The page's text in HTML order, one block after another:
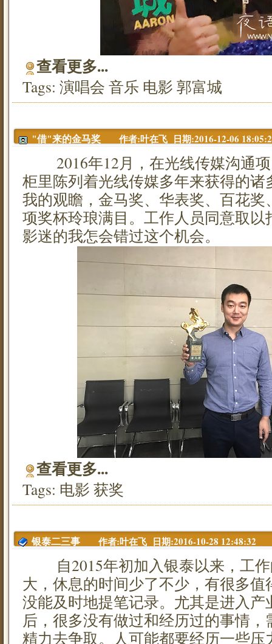
查看更多...
Tags: 演唱会 音乐 电影 郭富城
"借"来的金马奖 作者:叶在飞 日期:2016-12-06
2016年12月，在光线传媒沟通项
柜里陈列着光线传媒多年来获得的
我的观瞻，金马奖、华表奖、百花
项奖杯玲琅满目。工作人员同意取
影迷的我怎会错过这个机会。
查看更多...
Tags: 电影 获奖
银泰二三事 作者:叶在飞 日期:2016-10-28 12:48:32
自2015年初加入银泰以来，工作
大，休息的时间少了不少，有很多
没能及时地提笔记录。尤其是进入产
后，很多没有做过和经历过的事情
精力去争取。人可能都要经历一些